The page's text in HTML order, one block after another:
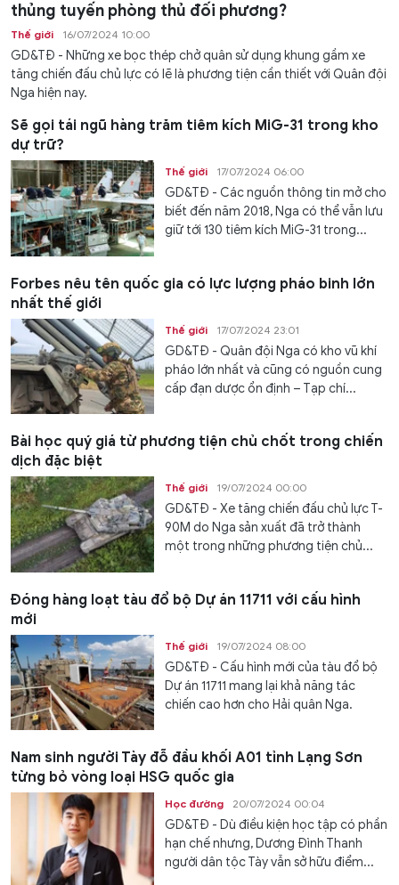
thủng tuyến phòng thủ đối phương?
Thế giới 16/07/2024 10:00
GD&TĐ - Những xe bọc thép chở quân sử dụng khung gầm xe
tăng chiến đấu chủ lực có lẽ là phương tiện cần thiết với Quân đội
Nga hiện nay.
Sẽ gọi tái ngũ hàng trăm tiêm kích MiG-31 trong kho
dự trữ?
Thế giới 17/07/2024 06:00
GD&TĐ - Các nguồn thông tin mở cho
biết đến năm 2018, Nga có thể vẫn lưu
giữ tới 130 tiêm kích MiG-31 trong...
Forbes nêu tên quốc gia có lực lượng pháo binh lớn
nhất thế giới
Thế giới 17/07/2024 23:01
GD&TĐ - Quân đội Nga có kho vũ khí
pháo lớn nhất và cũng có nguồn cung
cấp đạn dược ổn định – Tạp chí...
Bài học quý giá từ phương tiện chủ chốt trong chiến
dịch đặc biệt
Thế giới 19/07/2024 00:00
GD&TĐ - Xe tăng chiến đấu chủ lực T-
90M do Nga sản xuất đã trở thành
một trong những phương tiện chủ...
Đóng hàng loạt tàu đổ bộ Dự án 11711 với cấu hình
mới
Thế giới 19/07/2024 08:00
GD&TĐ - Cấu hình mới của tàu đổ bộ
Dự án 11711 mang lại khả năng tác
chiến cao hơn cho Hải quân Nga.
Nam sinh người Tày đỗ đầu khối A01 tỉnh Lạng Sơn
từng bỏ vòng loại HSG quốc gia
Học đường 20/07/2024 00:04
GD&TĐ - Dù điều kiện học tập có phần
hạn chế nhưng, Dương Đình Thanh
người dân tộc Tày vẫn sở hữu điểm...